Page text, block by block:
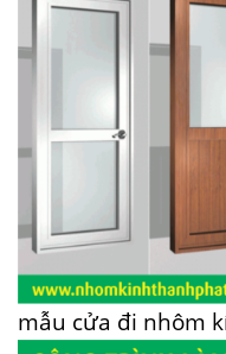
mẫu cửa đi nhôm